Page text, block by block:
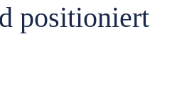
positioniert